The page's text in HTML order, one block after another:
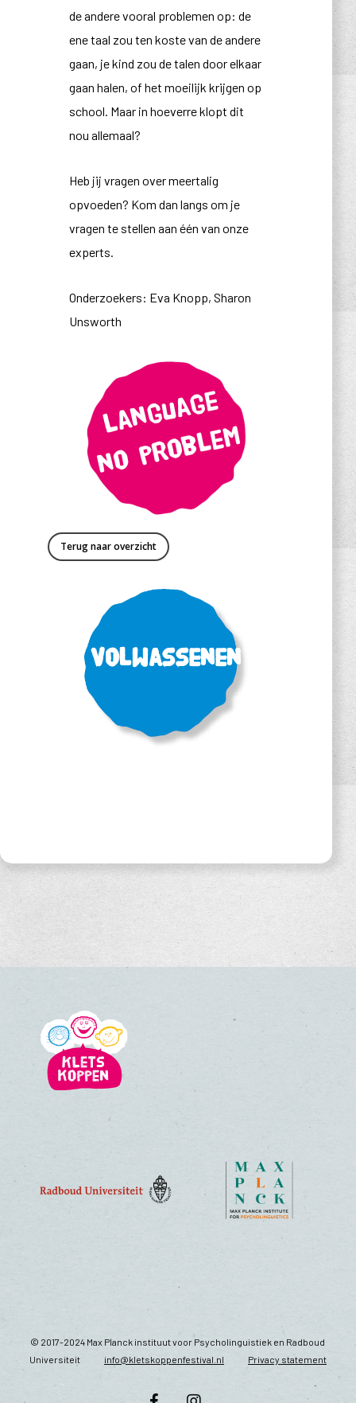
de andere vooral problemen op: de
ene taal zou ten koste van de andere
gaan, je kind zou de talen door elkaar
gaan halen, of het moeilijk krijgen op
school. Maar in hoeverre klopt dit
nou allemaal?
Heb jij vragen over meertalig
opvoeden? Kom dan langs om je
vragen te stellen aan één van onze
experts.
Onderzoekers: Eva Knopp, Sharon
Unsworth
Terug naar overzicht
Volwassenen
© 2017-2024 Max Planck instituut voor Psycholinguistiek en Radboud
Universiteit
info@kletskoppenfestival.nl Privacy statement
facebookinstagram